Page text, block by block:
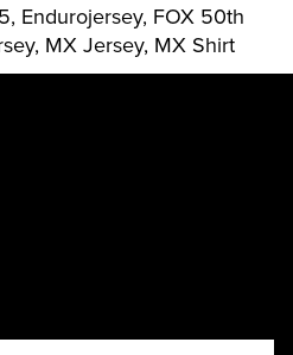
Endurojersey, FOX 50th
MX Jersey, MX Shirt